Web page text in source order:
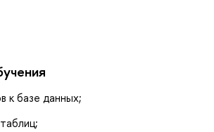
к базе данных;